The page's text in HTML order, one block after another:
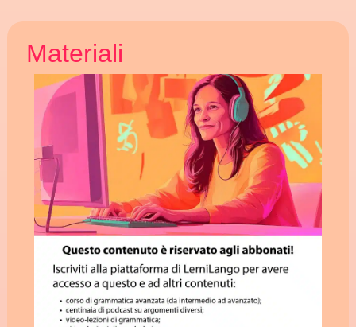
Materiali